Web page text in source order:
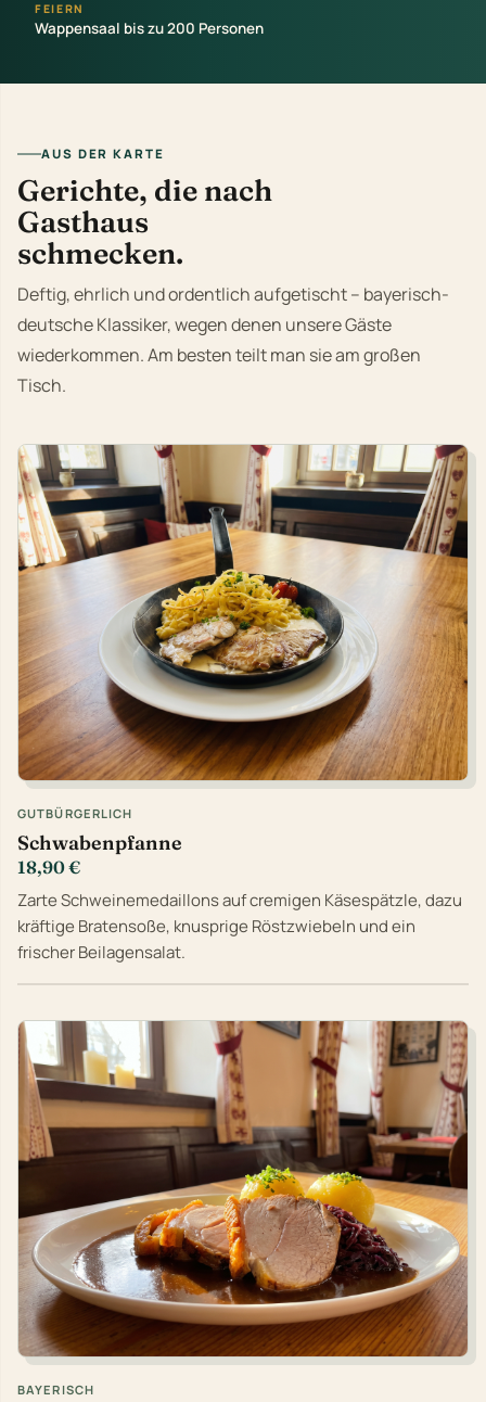
FEIERN
Wappensaal bis zu 200 Personen
AUS DER KARTE
Gerichte, die nach
Gasthaus
schmecken.
Deftig, ehrlich und ordentlich aufgetischt – bayerisch-
deutsche Klassiker, wegen denen unsere Gäste
wiederkommen. Am besten teilt man sie am großen
Tisch.
GUTBÜRGERLICH
Schwabenpfanne
18,90 €
Zarte Schweinemedaillons auf cremigen Käsespätzle, dazu
kräftige Bratensoße, knusprige Röstzwiebeln und ein
frischer Beilagensalat.
BAYERISCH